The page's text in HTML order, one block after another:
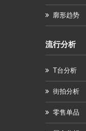
廓形趋势
流行分析
T台分析
街拍分析
零售单品